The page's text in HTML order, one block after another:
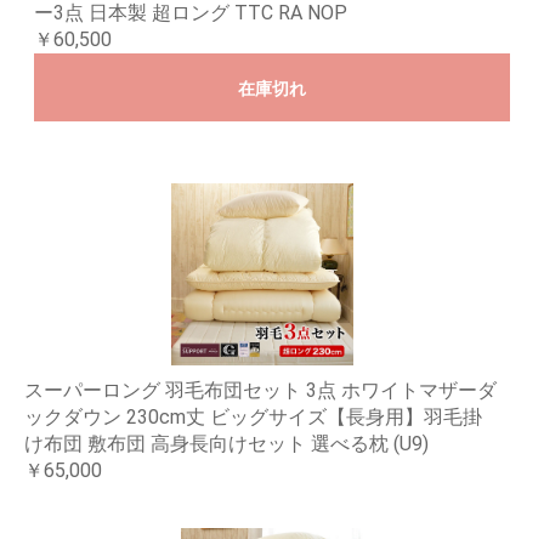
ー3点 日本製 超ロング TTC RA NOP
￥60,500
在庫切れ
スーパーロング 羽毛布団セット 3点 ホワイトマザーダ
ックダウン 230cm丈 ビッグサイズ【長身用】羽毛掛
け布団 敷布団 高身長向けセット 選べる枕 (U9)
￥65,000